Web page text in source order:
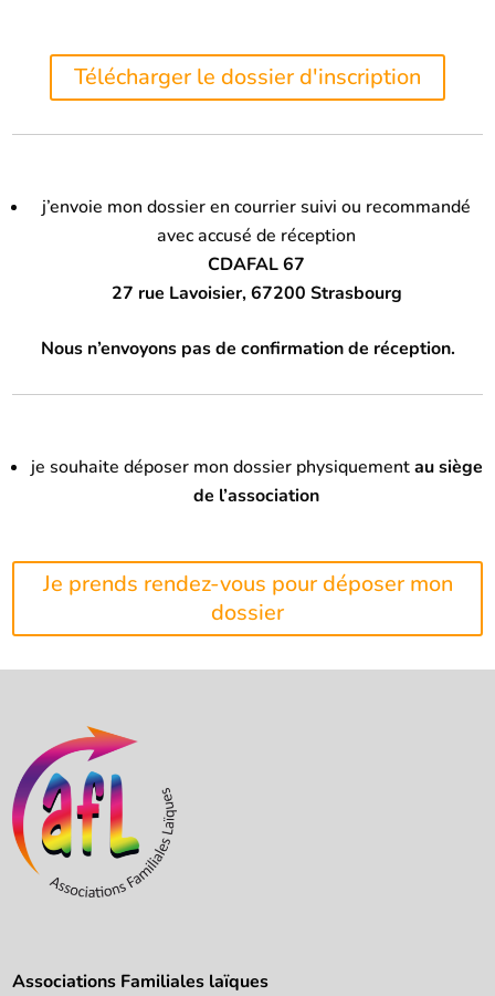
Télécharger le dossier d'inscription
j’envoie mon dossier en courrier suivi ou recommandé
avec accusé de réception
CDAFAL 67
27 rue Lavoisier, 67200 Strasbourg
Nous n’envoyons pas de confirmation de réception.
je souhaite déposer mon dossier physiquementau siège
de l’association
Je prends rendez-vous pour déposer mon
dossier
Associations Familiales laïques